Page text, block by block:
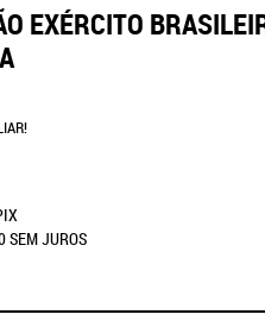
EXÉRCITO
SEM JUROS